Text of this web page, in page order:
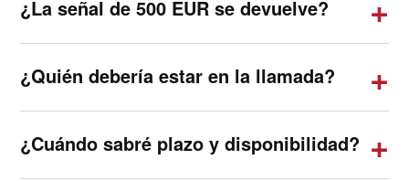
¿La señal de 500 EUR se devuelve?
¿Quién debería estar en la llamada?
¿Cuándo sabré plazo y disponibilidad?